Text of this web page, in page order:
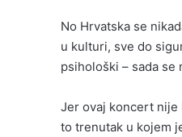
No Hrvatska se
u kulturi, sve do
psihološki – sada se
Jer ovaj koncert nije
to trenutak u kojem